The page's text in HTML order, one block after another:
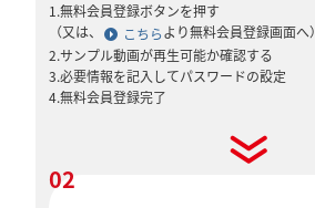
1.無料会員登録ボタンを押す
（又は、
こちらより無料会員登録画面へ）
2.サンプル動画が再生可能か確認する
3.必要情報を記入してパスワードの設定
4.無料会員登録完了
02